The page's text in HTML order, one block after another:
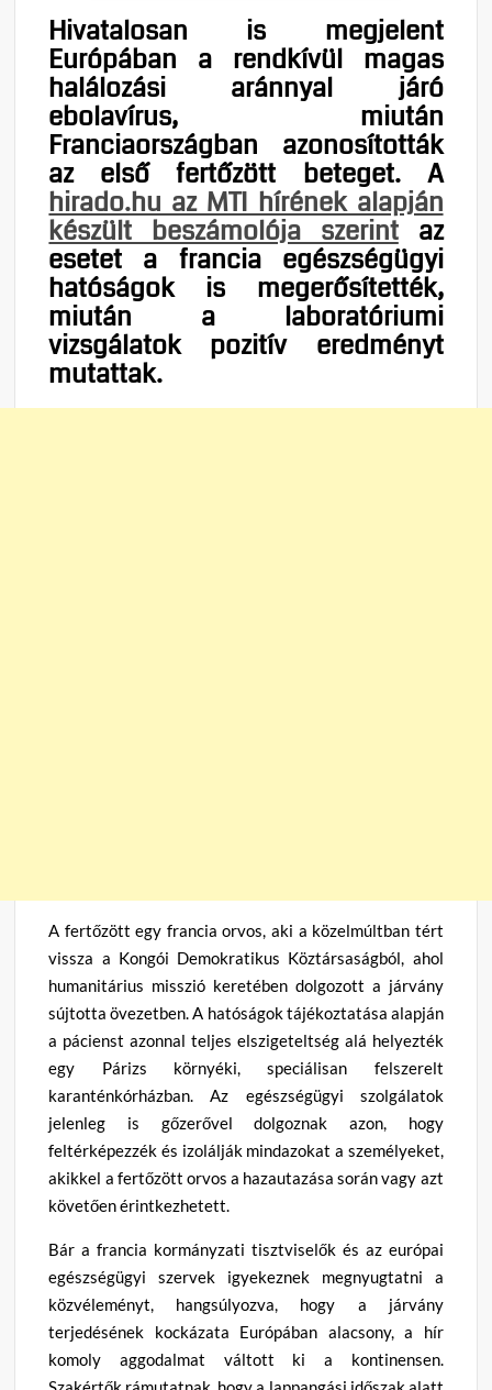
Hivatalosan is megjelent
Európában a rendkívül magas
halálozási aránnyal járó
ebolavírus, miután
Franciaországban azonosították
az első fertőzött beteget. A
hirado.hu az MTI hírének alapján
készült beszámolója szerintaz
esetet a francia egészségügyi
hatóságok is megerősítették,
miután a laboratóriumi
vizsgálatok pozitív eredményt
mutattak.
A fertőzött egy francia orvos, aki a közelmúltban tért
vissza a Kongói Demokratikus Köztársaságból, ahol
humanitárius misszió keretében dolgozott a járvány
sújtotta övezetben. A hatóságok tájékoztatása alapján
a pácienst azonnal teljes elszigeteltség alá helyezték
egy Párizs környéki, speciálisan felszerelt
karanténkórházban. Az egészségügyi szolgálatok
jelenleg is gőzerővel dolgoznak azon, hogy
feltérképezzék és izolálják mindazokat a személyeket,
akikkel a fertőzött orvos a hazautazása során vagy azt
követően érintkezhetett.
Bár a francia kormányzati tisztviselők és az európai
egészségügyi szervek igyekeznek megnyugtatni a
közvéleményt, hangsúlyozva, hogy a járvány
terjedésének kockázata Európában alacsony, a hír
komoly aggodalmat váltott ki a kontinensen.